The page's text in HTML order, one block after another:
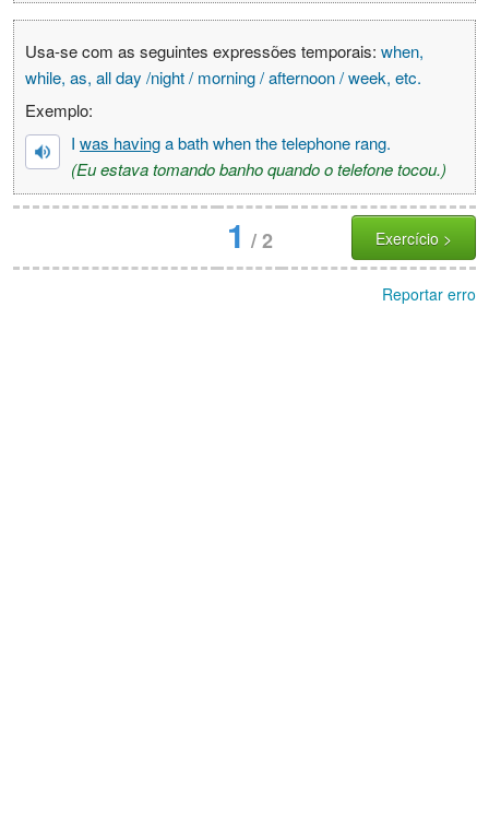
Usa-se com as seguintes expressões temporais: when,
while, as, all day /night / morning / afternoon / week, etc.
Exemplo:
I was havinga bath when the telephone rang.
(Eu estava tomando banho quando o telefone tocou.)
1 /2 Exercício >
Reportar erro